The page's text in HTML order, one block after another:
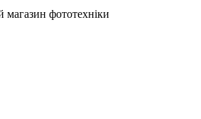
магазин фототехніки